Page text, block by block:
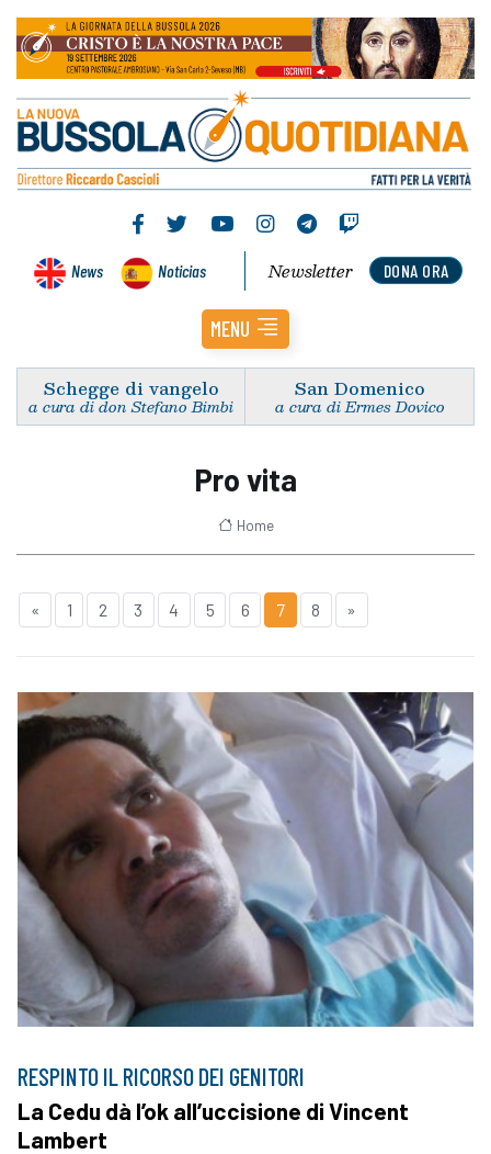
News Noticias DONA ORA
Newsletter
MENU
Schegge di vangelo
a cura di don Stefano Bimbi
San Domenico
a cura di Ermes Dovico
Pro vita
Home
« 1 2 3 4 5 6 7 8 »
RESPINTO IL RICORSO DEI GENITORI
La Cedu dà l’ok all’uccisione di Vincent
Lambert